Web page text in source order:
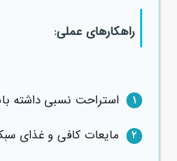
راهکارهای عملی:
۱ استراحت نسبی داشته
۲ مایعات کافی و غذای